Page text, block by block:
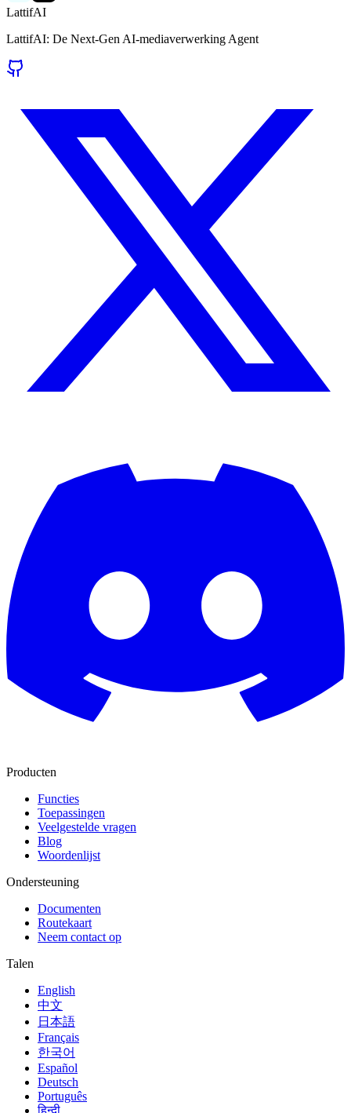
LattifAI
LattifAI: De Next-Gen AI-mediaverwerking Agent
Producten
Functies
Toepassingen
Veelgestelde vragen
Blog
Woordenlijst
Ondersteuning
Documenten
Routekaart
Neem contact op
Talen
English
中文
日本語
Français
한국어
Español
Deutsch
Português
हिन्दी